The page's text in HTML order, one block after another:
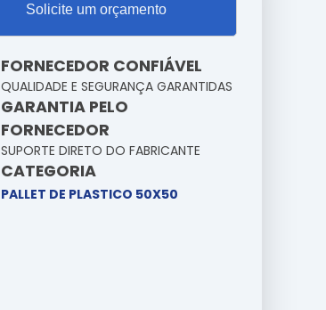
Solicite um orçamento
FORNECEDOR CONFIÁVEL
QUALIDADE E SEGURANÇA GARANTIDAS
GARANTIA PELO
FORNECEDOR
SUPORTE DIRETO DO FABRICANTE
CATEGORIA
PALLET DE PLASTICO 50X50